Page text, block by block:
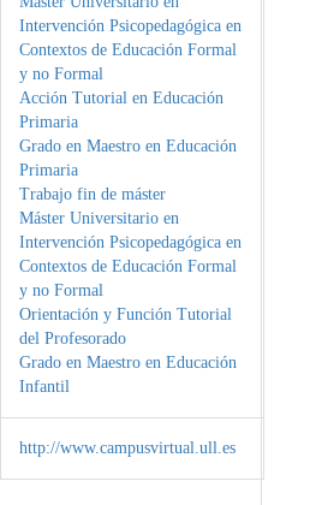
Intervención Psicopedagógica en
Contextos de Educación Formal
y no Formal
Acción Tutorial en Educación
Primaria
Grado en Maestro en Educación
Primaria
Trabajo fin de máster
Máster Universitario en
Intervención Psicopedagógica en
Contextos de Educación Formal
y no Formal
Orientación y Función Tutorial
del Profesorado
Grado en Maestro en Educación
Infantil
http://www.campusvirtual.ull.es